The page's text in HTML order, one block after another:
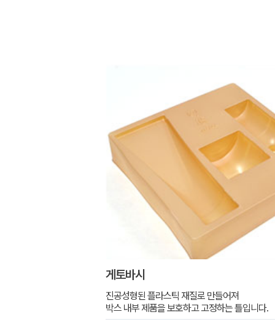
게토바시
진공성형된 플라스틱 재질로 만들어져
박스 내부 제품을 보호하고 고정하는 틀입니다.